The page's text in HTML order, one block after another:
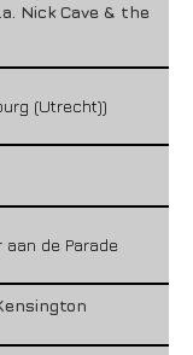
Nick Cave & the
(Utrecht))
aan de Parade